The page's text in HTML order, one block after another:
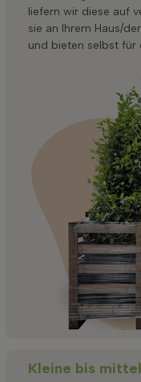
liefern wir diese auf
sie an Ihrem Haus/
und bieten selbst für
Kleine bis